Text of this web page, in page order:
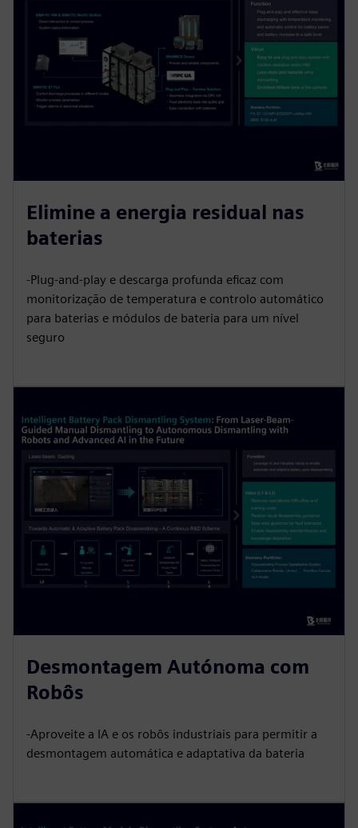
Elimine a energia residual nas
baterias
-Plug-and-play e descarga profunda eficaz com
monitorização de temperatura e controlo automático
para baterias e módulos de bateria para um nível
seguro
Desmontagem Autónoma com
Robôs
-Aproveite a IA e os robôs industriais para permitir a
desmontagem automática e adaptativa da bateria